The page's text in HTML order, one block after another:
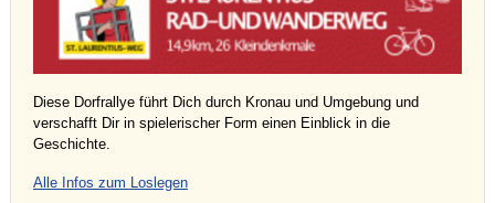
Diese Dorfrallye führt Dich durch Kronau und Umgebung und
verschafft Dir in spielerischer Form einen Einblick in die
Geschichte.
Alle Infos zum Loslegen